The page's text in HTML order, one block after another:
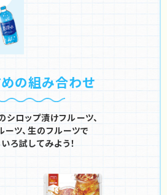
の組み合わせ
シロップ漬けフルーツ、
ツ、 生のフルーツで
ろ試してみよう！